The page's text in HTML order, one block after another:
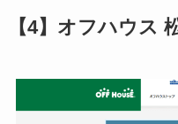
【4】オフハウス